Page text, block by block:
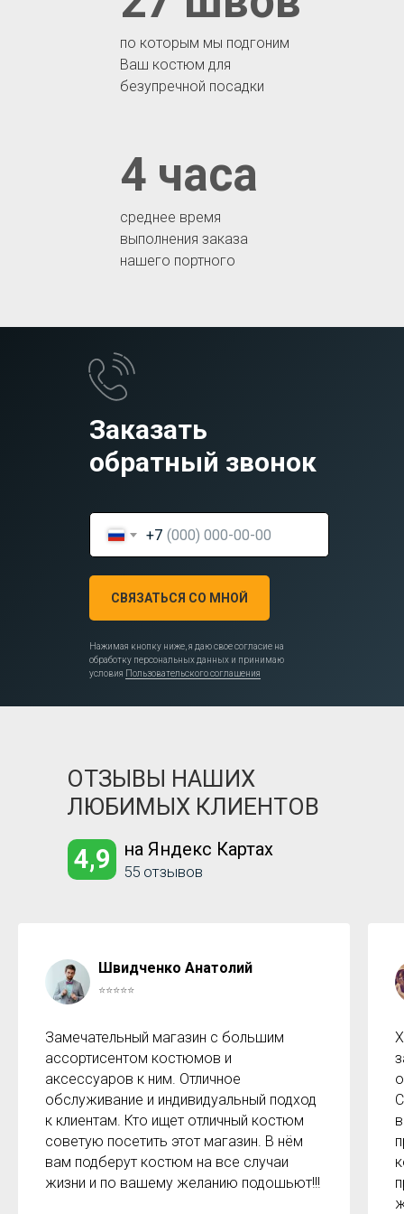
среднее время
выполнения заказа
нашего портного
4 часа
по которым мы подгоним
Ваш костюм для
безупречной посадки
Заказать
обратный звонок
+7
СВЯЗАТЬСЯ СО МНОЙ
Нажимая кнопку ниже, я даю свое согласие на
обработку персональных данных и принимаю
условия Пользовательского соглашения
55 отзывов
на Яндекс Картах
4,9
ОТЗЫВЫ НАШИХ
ЛЮБИМЫХ КЛИЕНТОВ
Швидченко Анатолий
⭐⭐⭐⭐⭐
Замечательный магазин с большим
ассортисентом костюмов и
аксессуаров к ним. Отличное
обслуживание и индивидуальный подход
к клиентам. Кто ищет отличный костюм
советую посетить этот магазин. В нём
вам подберут костюм на все случаи
жизни и по вашему желанию подошьют!!!